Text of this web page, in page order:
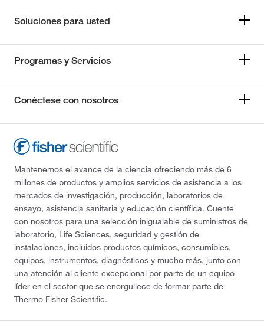
Soluciones para usted
Programas y Servicios
Conéctese con nosotros
Mantenemos el avance de la ciencia ofreciendo más de 6
millones de productos y amplios servicios de asistencia a los
mercados de investigación, producción, laboratorios de
ensayo, asistencia sanitaria y educación científica. Cuente
con nosotros para una selección inigualable de suministros de
laboratorio, Life Sciences, seguridad y gestión de
instalaciones, incluidos productos químicos, consumibles,
equipos, instrumentos, diagnósticos y mucho más, junto con
una atención al cliente excepcional por parte de un equipo
líder en el sector que se enorgullece de formar parte de
Thermo Fisher Scientific.